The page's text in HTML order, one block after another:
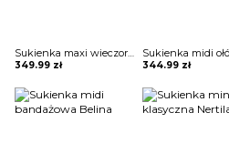
349.99 zł 344.99 zł